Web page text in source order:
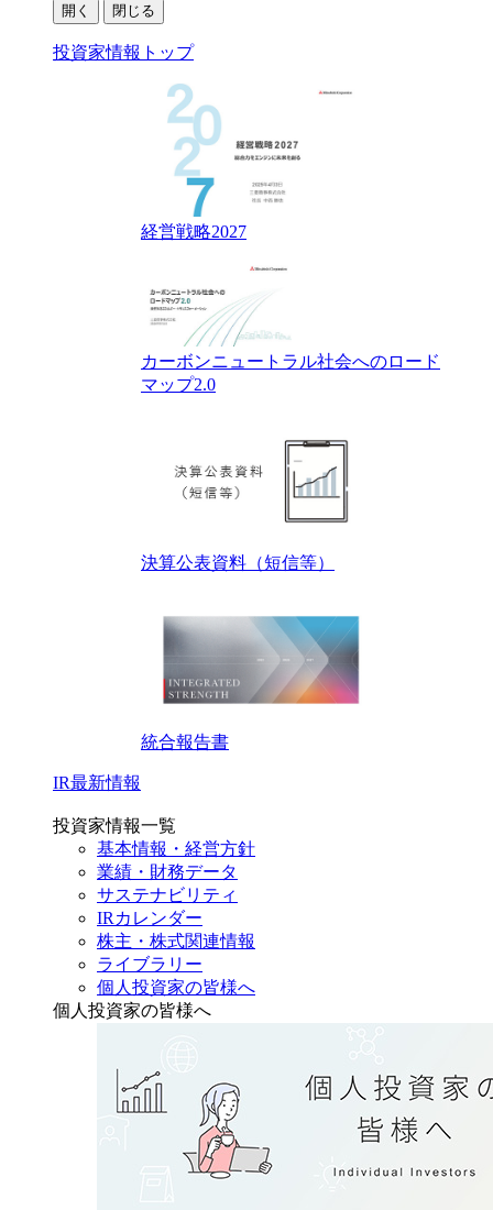
開く 閉じる
投資家情報トップ
経営戦略2027
カーボンニュートラル社会へのロード
マップ2.0
決算公表資料（短信等）
統合報告書
IR最新情報
投資家情報一覧
基本情報・経営方針
業績・財務データ
サステナビリティ
IRカレンダー
株主・株式関連情報
ライブラリー
個人投資家の皆様へ
個人投資家の皆様へ